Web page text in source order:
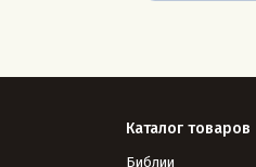
Каталог товаров
Библии